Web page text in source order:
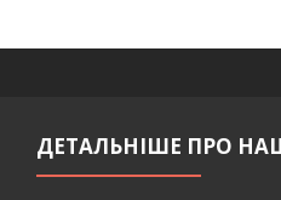
ДЕТАЛЬНІШЕ ПРО